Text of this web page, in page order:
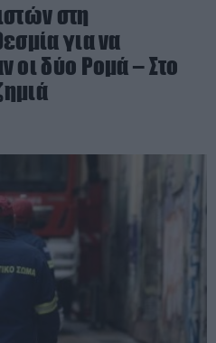
στη
για να
οι δύο Ρομά – Στο